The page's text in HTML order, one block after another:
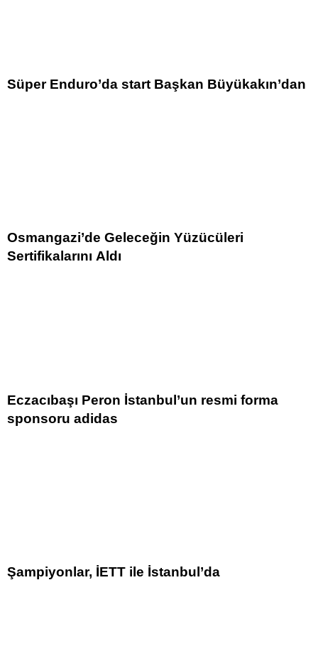
Süper Enduro’da start Başkan Büyükakın’dan
Osmangazi’de Geleceğin Yüzücüleri
Sertifikalarını Aldı
Eczacıbaşı Peron İstanbul’un resmi forma
sponsoru adidas
Şampiyonlar, İETT ile İstanbul’da